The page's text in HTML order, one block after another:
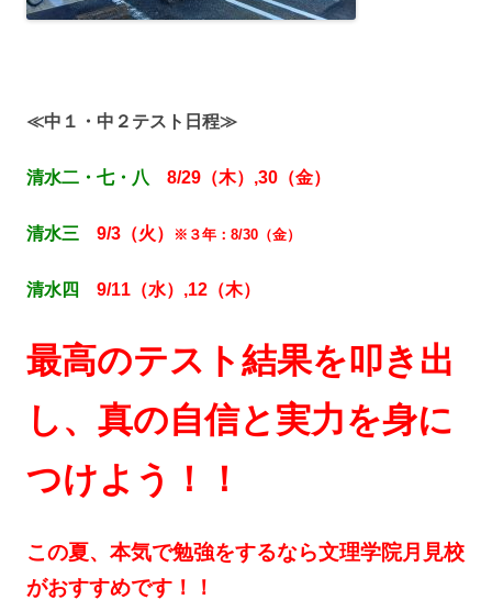
≪中１・中２テスト日程≫
清水二・七・八 8/29（木）,30（金）
清水三 9/3（火） ※３年：8/30（金）
清水四 9/11（水）,12（木）
最高のテスト結果を叩き出
し、真の自信と実力を身に
つけよう！！
この夏、本気で勉強をするなら文理学院月見校
がおすすめです！！